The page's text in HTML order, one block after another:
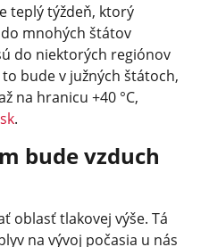
teplý týždeň, ktorý
mnohých štátov
do niektorých regiónov
bude v južných štátoch,
na hranicu +40 °C,
.
bude vzduch
oblasť tlakovej výše. Tá
na vývoj počasia u nás